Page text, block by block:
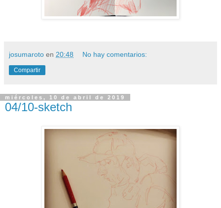
josumaroto en 20:48 No hay comentarios:
Compartir
miércoles, 10 de abril de 2019
04/10-sketch